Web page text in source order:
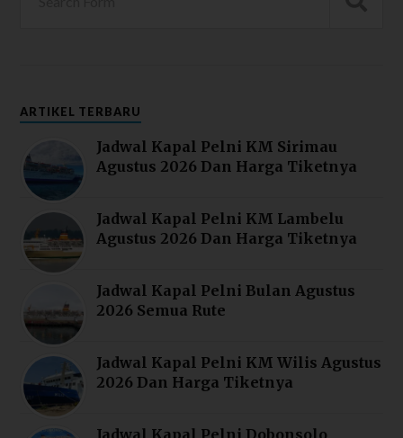
ARTIKEL TERBARU
Jadwal Kapal Pelni KM Sirimau
Agustus 2026 Dan Harga Tiketnya
Jadwal Kapal Pelni KM Lambelu
Agustus 2026 Dan Harga Tiketnya
Jadwal Kapal Pelni Bulan Agustus
2026 Semua Rute
Jadwal Kapal Pelni KM Wilis Agustus
2026 Dan Harga Tiketnya